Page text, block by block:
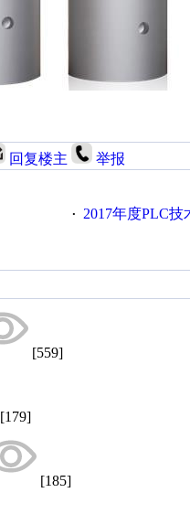
回复楼主 举报
· 2017年度PLC
[559]
[179]
[185]